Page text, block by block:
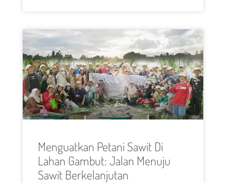
Menguatkan Petani Sawit Di
Lahan Gambut: Jalan Menuju
Sawit Berkelanjutan